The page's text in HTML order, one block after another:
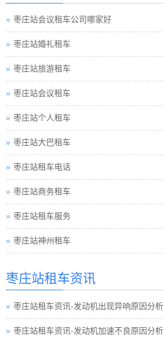
枣庄站会议租车公司哪家好
枣庄站婚礼租车
枣庄站旅游租车
枣庄站会议租车
枣庄站个人租车
枣庄站大巴租车
枣庄站租车电话
枣庄站商务租车
枣庄站租车服务
枣庄站神州租车
枣庄站租车资讯
枣庄站租车资讯-发动机出现异响原因分析
枣庄站租车资讯-发动机加速不良原因分析